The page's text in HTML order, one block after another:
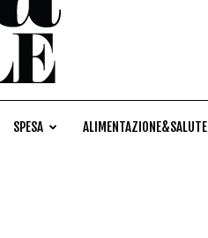
SPESA ALIMENTAZIONE&SALUTE